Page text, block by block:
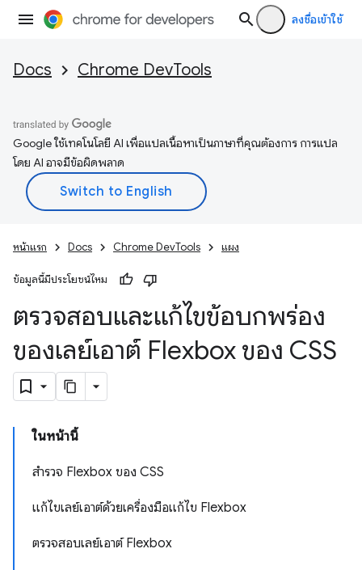
ลงชื่อเข้าใช้
Docs Chrome DevTools
Google ใช้เทคโนโลยี AI เพื่อแปลเนื้อหาเป็นภาษาที่คุณต้องการ การแปล
โดย AI อาจมีข้อผิดพลาด
หน้าแรก Docs Chrome DevTools แผง
ข้อมูลนี้มีประโยชน์ไหม
ตรวจสอบและแก้ไขข้อบกพร่อง
ของเลย์เอาต์ Flexbox ของ CSS
ในหน้านี้
สำรวจ Flexbox ของ CSS
แก้ไขเลย์เอาต์ด้วยเครื่องมือแก้ไข Flexbox
ตรวจสอบเลย์เอาต์ Flexbox